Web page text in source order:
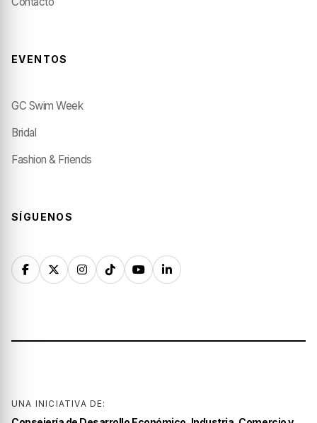
EVENTOS
GC Swim Week
Bridal
Fashion & Friends
SÍGUENOS
UNA INICIATIVA DE: